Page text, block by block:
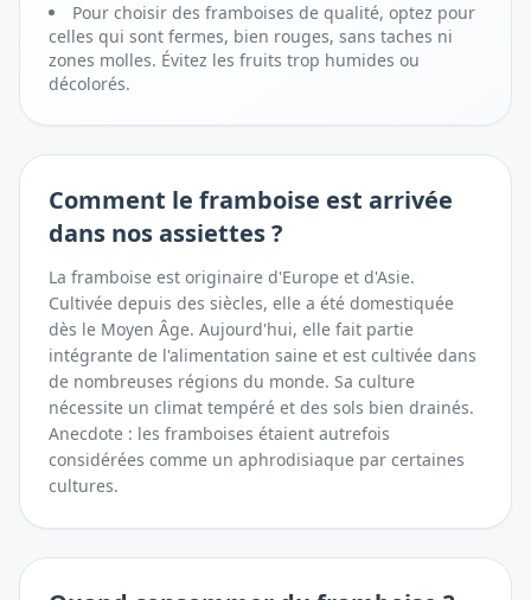
Pour choisir des framboises de qualité, optez pour
celles qui sont fermes, bien rouges, sans taches ni
zones molles. Évitez les fruits trop humides ou
décolorés.
Comment le framboise est arrivée
dans nos assiettes ?
La framboise est originaire d'Europe et d'Asie.
Cultivée depuis des siècles, elle a été domestiquée
dès le Moyen Âge. Aujourd'hui, elle fait partie
intégrante de l'alimentation saine et est cultivée dans
de nombreuses régions du monde. Sa culture
nécessite un climat tempéré et des sols bien drainés.
Anecdote : les framboises étaient autrefois
considérées comme un aphrodisiaque par certaines
cultures.